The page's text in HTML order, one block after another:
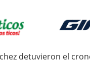
detuvieron el